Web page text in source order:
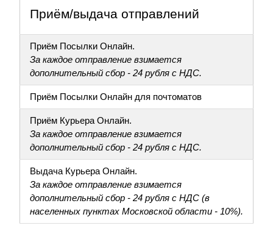
Приём/выдача отправлений
Приём Посылки Онлайн.
За каждое отправление взимается
дополнительный сбор - 24 рубля с НДС.
Приём Посылки Онлайн для почтоматов
Приём Курьера Онлайн.
За каждое отправление взимается
дополнительный сбор - 24 рубля с НДС.
Выдача Курьера Онлайн.
За каждое отправление взимается
дополнительный сбор - 24 рубля с НДС (в
населенных пунктах Московской области - 10%).